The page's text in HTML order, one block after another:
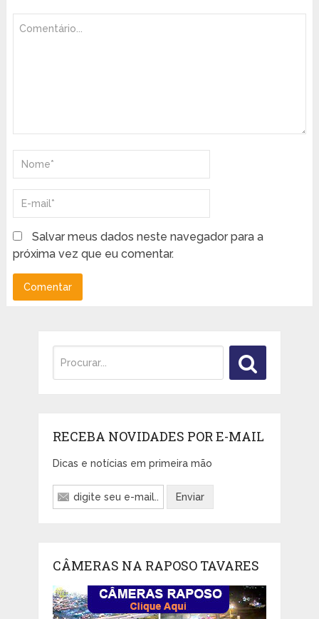
Salvar meus dados neste navegador para a
próxima vez que eu comentar.
RECEBA NOVIDADES POR E-MAIL
Dicas e notícias em primeira mão
CÂMERAS NA RAPOSO TAVARES